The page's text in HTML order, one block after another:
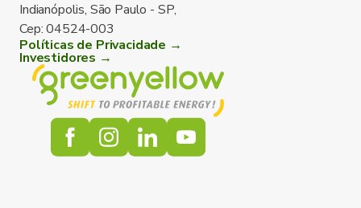
Indianópolis, São Paulo - SP,
Cep: 04524-003
Políticas de Privacidade →
Investidores →